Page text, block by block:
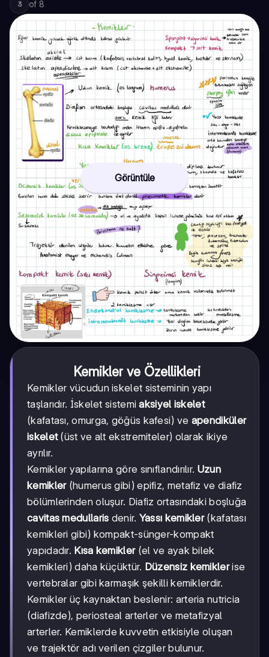
3 of 8
Görüntüle
Kemikler ve Özellikleri
Kemikler vücudun iskelet sisteminin yapı
taşlarıdır. İskelet sistemiaksiyel iskelet
(kafatası, omurga, göğüs kafesi) ve apendiküler
iskelet(üst ve alt ekstremiteler) olarak ikiye
ayrılır.
Kemikler yapılarına göre sınıflandırılır. Uzun
kemikler(humerus gibi) epifiz, metafiz ve diafiz
bölümlerinden oluşur. Diafiz ortasındaki boşluğa
cavitas medullaris denir. Yassı kemikler(kafatası
kemikleri gibi) kompakt-sünger-kompakt
yapıdadır. Kısa kemikler(el ve ayak bilek
kemikleri) daha küçüktür. Düzensiz kemiklerise
vertebralar gibi karmaşık şekilli kemiklerdir.
Kemikler üç kaynaktan beslenir: arteria nutricia
(diafizde), periosteal arterler ve metafizyal
arterler. Kemiklerde kuvvetin etkisiyle oluşan
ve trajektör adı verilen çizgiler bulunur.